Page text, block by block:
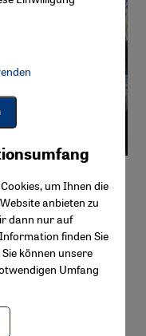
die Kurden als
bösen Verräter.
genauso für die
Ossi in
um Ihnen die
anbieten zu
dann nur auf
finden Sie
Sie können unsere
Umfang
Google Maps Embed,